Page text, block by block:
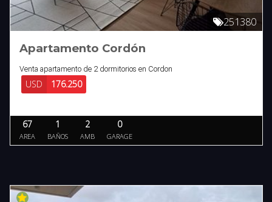
251380
Apartamento Cordón
Venta apartamento de 2 dormitorios en Cordon
USD 176.250
67
AREA
1
BAÑOS
2
AMB
0
GARAGE